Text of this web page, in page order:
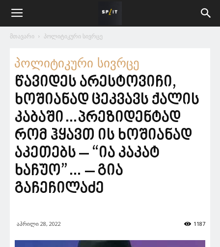
მთავარი პოლიტიკური სივრცე
პოლიტიკური სივრცე
წავიდეს არესტოვიჩი,
ხოშიანად ცეკვავს ქალის
კაბაში…პრეზიდენტად
რომ ჰყავთ ის ხოშიანად
აკეთებს – “ია კაკატ
ხაჩუო”… – გია
გაჩეჩილაძე
აპრილი 28, 2022 1187